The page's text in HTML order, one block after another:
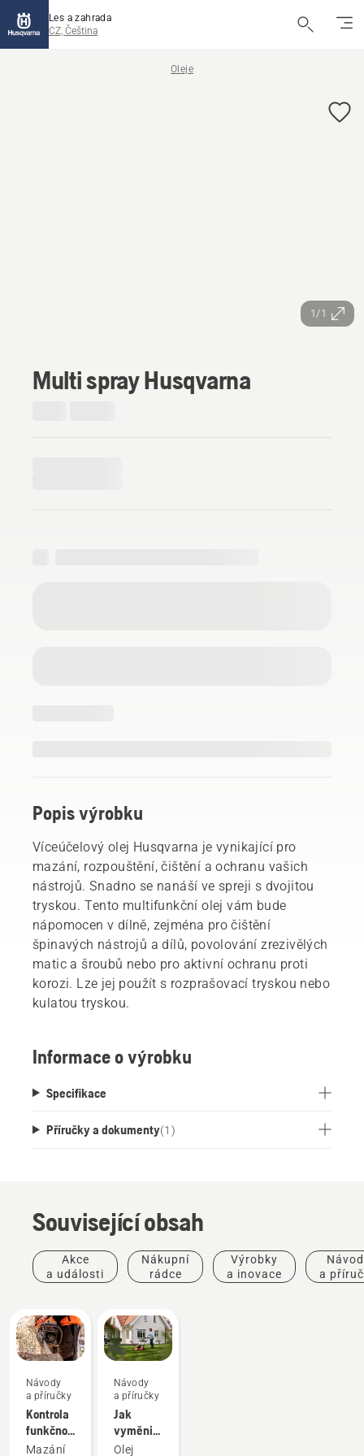
Les a zahrada
CZ, Čeština
Oleje
1/1
Multi spray Husqvarna
Popis výrobku
Víceúčelový olej Husqvarna je vynikající pro
mazání, rozpouštění, čištění a ochranu vašich
nástrojů. Snadno se nanáší ve spreji s dvojitou
tryskou. Tento multifunkční olej vám bude
nápomocen v dílně, zejména pro čištění
špinavých nástrojů a dílů, povolování zrezivělých
matic a šroubů nebo pro aktivní ochranu proti
korozi. Lze jej použít s rozprašovací tryskou nebo
kulatou tryskou.
Informace o výrobku
Specifikace
Příručky a dokumenty(1 )
Související obsah
Akce
a události
Nákupní
rádce
Výrobky
a inovace
a
Návody
a příručky
Kontrola
funkčnosti
mazání
Mazání
Návody
a příručky
Jak
vyměnit
olej
Olej